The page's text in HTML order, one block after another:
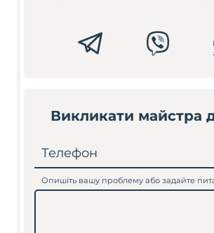
Викликати майстра
Телефон
Опишіть вашу проблему або задайте